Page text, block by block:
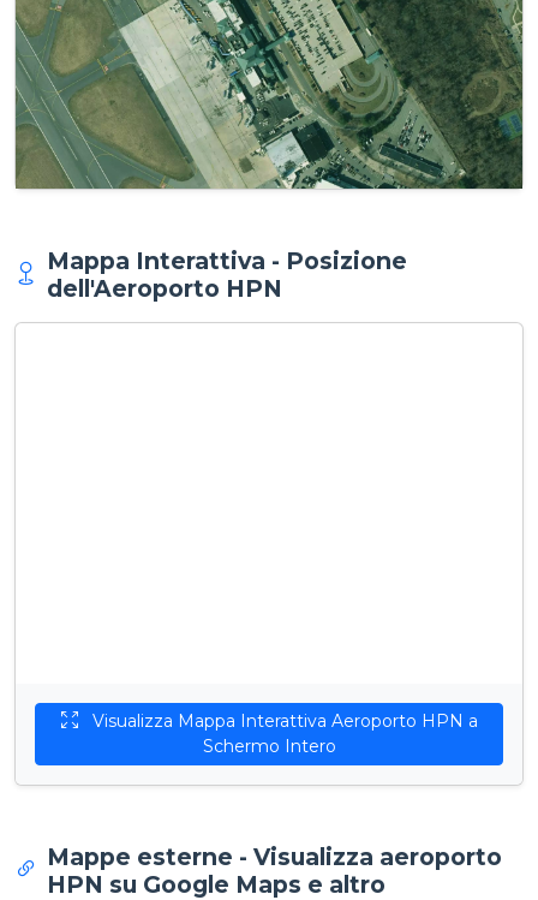
Mappa Interattiva - Posizione
dell'Aeroporto HPN
Schermo Intero
Mappe esterne - Visualizza aeroporto
HPN su Google Maps e altro